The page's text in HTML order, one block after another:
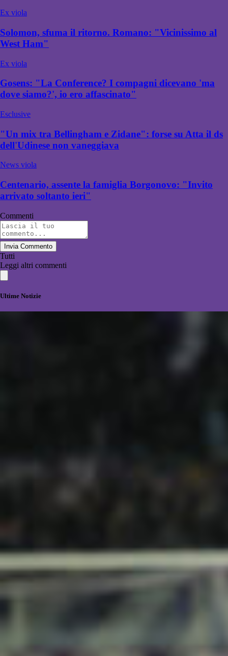
Ex viola
Solomon, sfuma il ritorno. Romano: "Vicinissimo al
West Ham"
Ex viola
Gosens: "La Conference? I compagni dicevano 'ma
dove siamo?', io ero affascinato"
Esclusive
"Un mix tra Bellingham e Zidane": forse su Atta il ds
dell'Udinese non vaneggiava
News viola
Centenario, assente la famiglia Borgonovo: "Invito
arrivato soltanto ieri"
Commenti
Invia Commento
Tutti
Leggi altri commenti
Ultime Notizie